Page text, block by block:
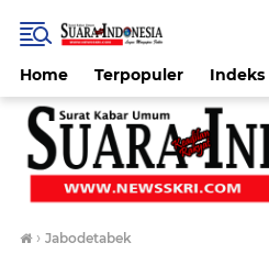
Home Terpopuler Indeks
› Jabodetabek